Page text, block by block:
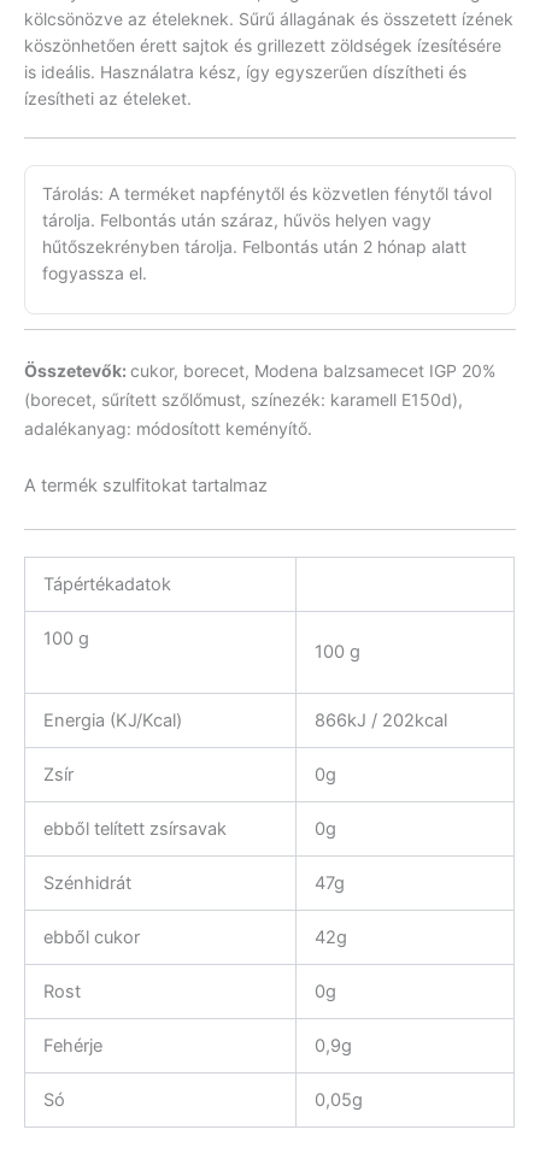
kölcsönözve az ételeknek. Sűrű állagának és összetett ízének
köszönhetően érett sajtok és grillezett zöldségek ízesítésére
is ideális. Használatra kész, így egyszerűen díszítheti és
ízesítheti az ételeket.
Tárolás: A terméket napfénytől és közvetlen fénytől távol
tárolja. Felbontás után száraz, hűvös helyen vagy
hűtőszekrényben tárolja. Felbontás után 2 hónap alatt
fogyassza el.
Összetevők: cukor, borecet, Modena balzsamecet IGP 20%
(borecet, sűrített szőlőmust, színezék: karamell E150d),
adalékanyag: módosított keményítő.
A termék szulfitokat tartalmaz
Tápértékadatok
100 g
100 g
Energia (KJ/Kcal) 866kJ / 202kcal
Zsír 0g
ebből telített zsírsavak 0g
Szénhidrát 47g
ebből cukor 42g
Rost 0g
Fehérje 0,9g
Só 0,05g